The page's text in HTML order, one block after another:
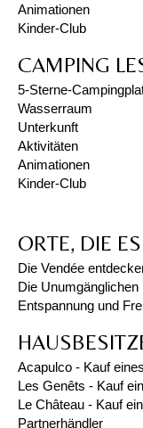
Animationen
Kinder-Club
CAMPING
5-Sterne-
Wasserraum
Unterkunft
Aktivitäten
Animationen
Kinder-Club
ORTE, DIE
Die Vendée
Die Unumgänglichen
Entspannung und
Acapulco - Kauf
Les Genêts - Kauf
Le Château - Kauf
Partnerhändler